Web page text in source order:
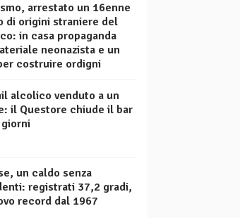
arrestato un 16enne
di origini straniere del
in casa propaganda
neonazista e un
costruire ordigni
alcolico venduto a un
il Questore chiude il bar
un caldo senza
registrati 37,2 gradi,
record dal 1967